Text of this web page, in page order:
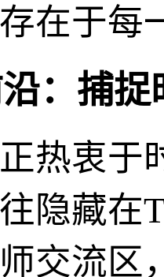
在于每
沿：捕
热衷于
隐藏在
交流区